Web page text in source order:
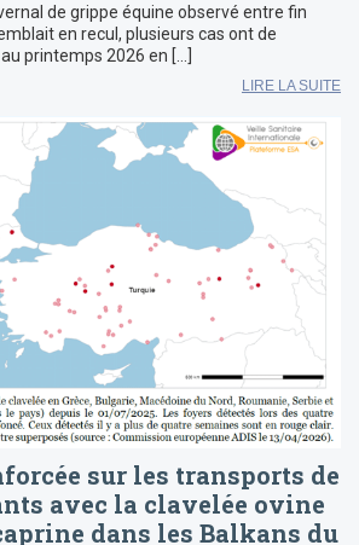
de grippe équine observé entre fin
en recul, plusieurs cas ont de
printemps 2026 en […]
LIRE LA SUITE
sur les transports de
avec la clavelée ovine
dans les Balkans du